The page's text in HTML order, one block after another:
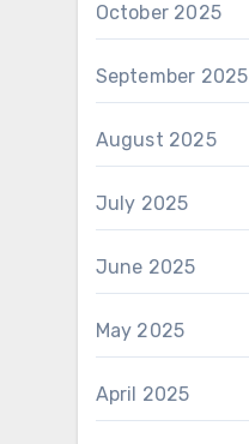
October 2025
September 2025
August 2025
July 2025
June 2025
May 2025
April 2025